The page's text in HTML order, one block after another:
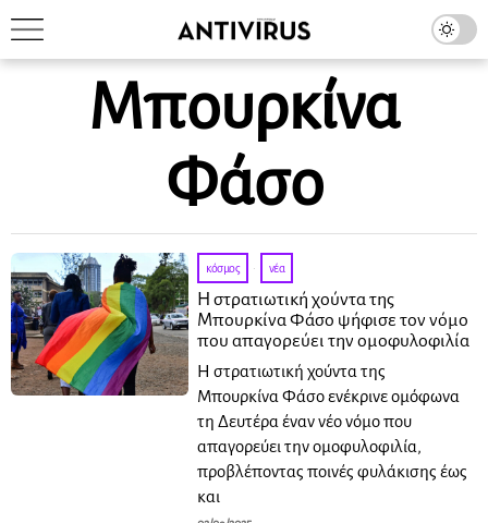
Μπουρκίνα
Φάσο
κόσμος · νέα
Η στρατιωτική χούντα της
Μπουρκίνα Φάσο ψήφισε τον νόμο
που απαγορεύει την ομοφυλοφιλία
Η στρατιωτική χούντα της
Μπουρκίνα Φάσο ενέκρινε ομόφωνα
τη Δευτέρα έναν νέο νόμο που
απαγορεύει την ομοφυλοφιλία,
προβλέποντας ποινές φυλάκισης έως
και